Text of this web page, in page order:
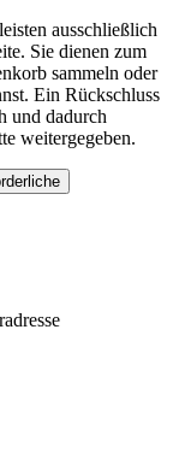
ausschließlich
Sie dienen zum
sammeln oder
Ein Rückschluss
und dadurch
weitergegeben.